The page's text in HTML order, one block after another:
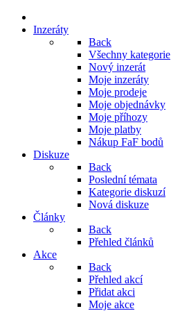
Inzeráty
Back
Všechny kategorie
Nový inzerát
Moje inzeráty
Moje prodeje
Moje objednávky
Moje příhozy
Moje platby
Nákup FaF bodů
Diskuze
Back
Poslední témata
Kategorie diskuzí
Nová diskuze
Články
Back
Přehled článků
Akce
Back
Přehled akcí
Přidat akci
Moje akce